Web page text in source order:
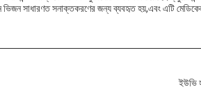
ভিজন সাধারণত সনাক্তকরণের জন্য ব্যবহৃত হয়,এবং এটি
ইউভি